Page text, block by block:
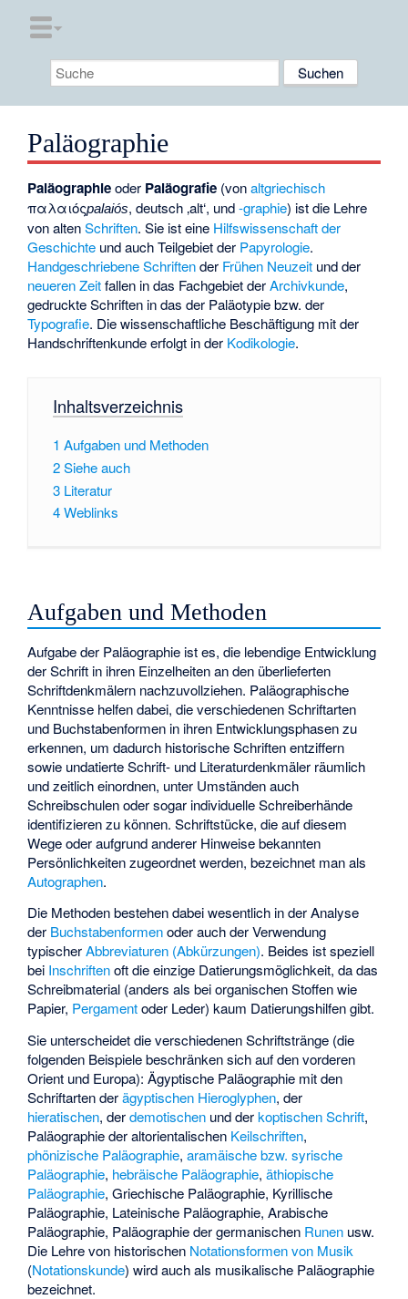
Paläographie
Paläographieoder Paläografie (vonaltgriechisch
παλαιόςpalaiós, deutsch ‚alt‘, und-graphie) ist die Lehre
von altenSchriften. Sie ist eine Hilfswissenschaft der
Geschichte und auch Teilgebiet der Papyrologie.
Handgeschriebene Schriftender Frühen Neuzeit und der
neueren Zeitfallen in das Fachgebiet derArchivkunde,
gedruckte Schriften in das der Paläotypiebzw. der
Typografie. Die wissenschaftliche Beschäftigung mit der
Handschriftenkunde erfolgt in der Kodikologie.
Inhaltsverzeichnis
1 Aufgaben und Methoden
2Siehe auch
3 Literatur
4Weblinks
Aufgaben und Methoden
Aufgabe der Paläographie ist es, die lebendige Entwicklung
der Schrift in ihren Einzelheiten an den überlieferten
Schriftdenkmälern nachzuvollziehen. Paläographische
Kenntnisse helfen dabei, die verschiedenen Schriftarten
und Buchstabenformen in ihren Entwicklungsphasen zu
erkennen, um dadurch historische Schriften entziffern
sowie undatierte Schrift- und Literaturdenkmäler räumlich
und zeitlich einordnen, unter Umständen auch
Schreibschulen oder sogar individuelle Schreiberhände
identifizieren zu können. Schriftstücke, die auf diesem
Wege oder aufgrund anderer Hinweise bekannten
Persönlichkeiten zugeordnet werden, bezeichnet man als
Autographen.
Die Methoden bestehen dabei wesentlich in der Analyse
der Buchstabenformenoder auch der Verwendung
typischerAbbreviaturen (Abkürzungen). Beides ist speziell
bei Inschriftenoft die einzige Datierungsmöglichkeit, da das
Schreibmaterial (anders als bei organischen Stoffen wie
Papier, Pergamentoder Leder) kaum Datierungshilfen gibt.
Sie unterscheidet die verschiedenen Schriftstränge (die
folgenden Beispiele beschränken sich auf den vorderen
Orient und Europa): Ägyptische Paläographie mit den
Schriftarten derägyptischen Hieroglyphen, der
hieratischen, derdemotischen und derkoptischen Schrift,
Paläographie der altorientalischen Keilschriften,
phönizische Paläographie,aramäische bzw. syrische
Paläographie, hebräische Paläographie,äthiopische
Paläographie,Griechische Paläographie, Kyrillische
Paläographie, Lateinische Paläographie,Arabische
Paläographie, Paläographie der germanischen Runen usw.
Die Lehre von historischen Notationsformen von Musik
(Notationskunde) wird auch als musikalische Paläographie
bezeichnet.